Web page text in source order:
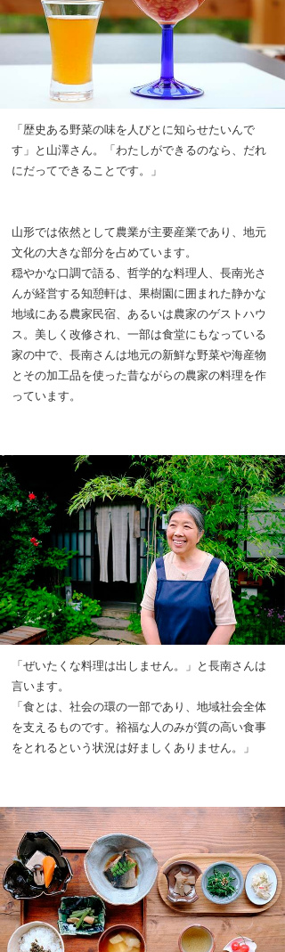
「歴史ある野菜の味を人びとに知らせたいんで
す」と山澤さん。「わたしができるのなら、だれ
にだってできることです。」
山形では依然として農業が主要産業であり、地元
文化の大きな部分を占めています。
穏やかな口調で語る、哲学的な料理人、長南光さ
んが経営する知憩軒は、果樹園に囲まれた静かな
地域にある農家民宿、あるいは農家のゲストハウ
ス。美しく改修され、一部は食堂にもなっている
家の中で、長南さんは地元の新鮮な野菜や海産物
とその加工品を使った昔ながらの農家の料理を作
っています。
「ぜいたくな料理は出しません。」と長南さんは
言います。
「食とは、社会の環の一部であり、地域社会全体
を支えるものです。裕福な人のみが質の高い食事
をとれるという状況は好ましくありません。」